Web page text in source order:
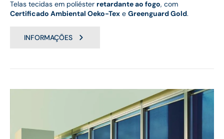
Telas tecidas em poliéster retardante ao fogo, com
Certificado Ambiental Oeko-Tex e Greenguard Gold.
INFORMAÇÕES